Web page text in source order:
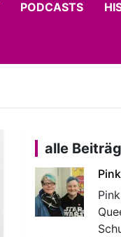
PODCASTS
alle